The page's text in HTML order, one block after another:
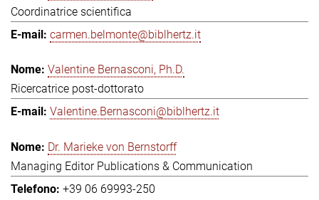
Coordinatrice scientifica
carmen.belmonte@biblhertz.it
Valentine Bernasconi, Ph.D.
Ricercatrice post-dottorato
Valentine.Bernasconi@biblhertz.it
Dr. Marieke von Bernstorff
Managing Editor Publications & Communication
+39 06 69993-250